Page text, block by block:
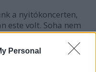
Personal
a nyitókoncerten,
este volt. Soha nem
nem félnek a
i